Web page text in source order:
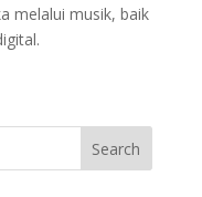
melalui musik, baik
Search